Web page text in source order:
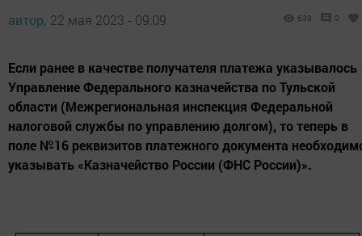
автор, 22 мая 2023 - 09:09 639 0
Если ранее в качестве получателя платежа указывалось
Управление Федерального казначейства по Тульской
области (Межрегиональная инспекция Федеральной
налоговой службы по управлению долгом), то теперь в
поле №16 реквизитов платежного документа
указывать «Казначейство России (ФНС России)».